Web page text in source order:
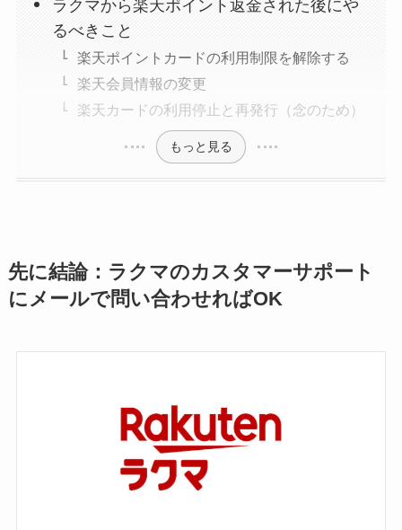
ラクマから楽天ポイント返金された後にや
るべきこと
楽天ポイントカードの利用制限を解除する
楽天会員情報の変更
楽天カードの利用停止と再発行（念のため）
もっと見る
先に結論：ラクマのカスタマーサポート
にメールで問い合わせればOK